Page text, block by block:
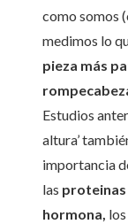
como somos
medimos lo
pieza más
Estudios
altura’
importancia
las
hormona,